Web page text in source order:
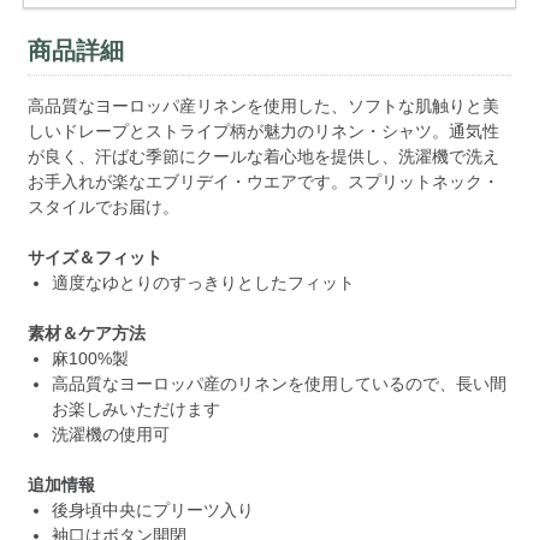
商品詳細
高品質なヨーロッパ産リネンを使用した、ソフトな肌触りと美
しいドレープとストライプ柄が魅力のリネン・シャツ。通気性
が良く、汗ばむ季節にクールな着心地を提供し、洗濯機で洗え
お手入れが楽なエブリデイ・ウエアです。スプリットネック・
スタイルでお届け。
サイズ＆フィット
適度なゆとりのすっきりとしたフィット
素材＆ケア方法
麻100%製
高品質なヨーロッパ産のリネンを使用しているので、長い間
お楽しみいただけます
洗濯機の使用可
追加情報
後身頃中央にプリーツ入り
袖口はボタン開閉